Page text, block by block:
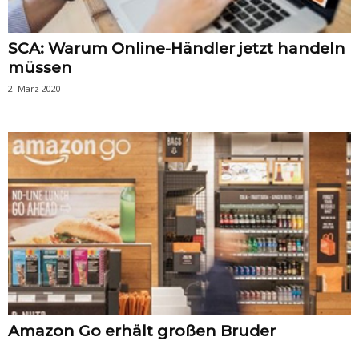
SCA: Warum Online-Händler jetzt handeln
müssen
2. März 2020
Amazon Go erhält großen Bruder